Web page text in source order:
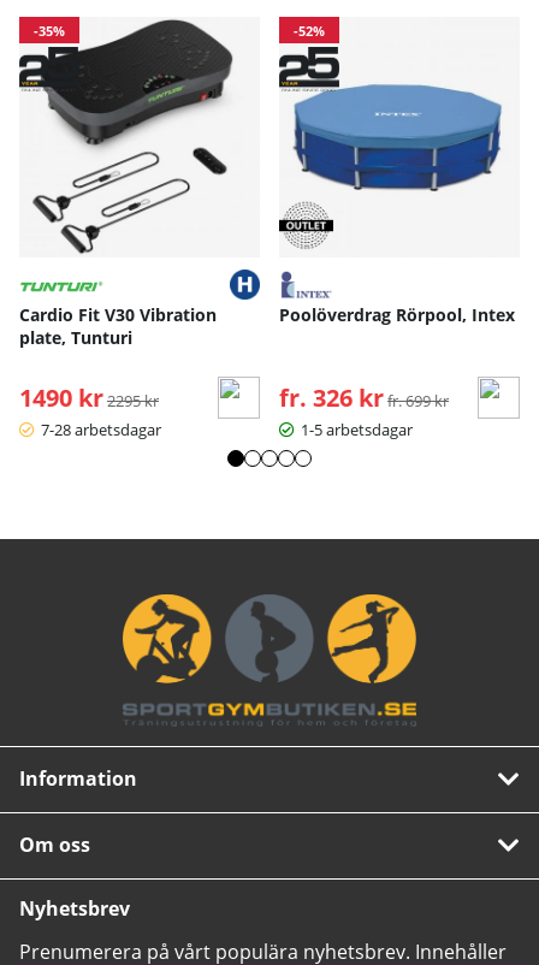
-35%
Cardio Fit V30 Vibration
plate, Tunturi
1490 kr Ordinarie pris:
2295 kr
7-28 arbetsdagar
-52%
Poolöverdrag Rörpool, Intex
fr. 326 kr Ordinarie pris:
fr. 699 kr
1-5 arbetsdagar
Information
Om oss
Nyhetsbrev
Prenumerera på vårt populära nyhetsbrev. Innehåller